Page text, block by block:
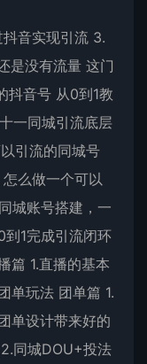
音实现引流 3.
是没有流量 这门
抖音号 从0到1教
一同城引流底层
引流的同城号
么做一个可以
城账号搭建，一
1完成引流闭环
篇 1.直播的基本
单玩法 团单篇 1.
单设计带来好的
同城DOU+投法